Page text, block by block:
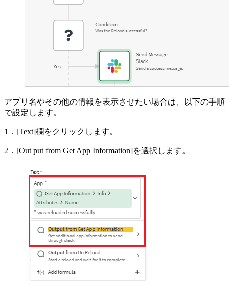
アプリ名やその他の情報を表示させたい場合は、以下の手順
で設定します。
1．[Text]欄をクリックします。
2．[Out put from Get App Information]を選択します。